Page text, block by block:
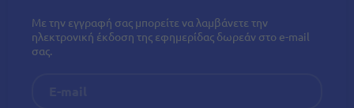
Με την εγγραφή σας μπορείτε να λαμβάνετε την
ηλεκτρονική έκδοση της εφημερίδας δωρεάν στο e-mail
σας.